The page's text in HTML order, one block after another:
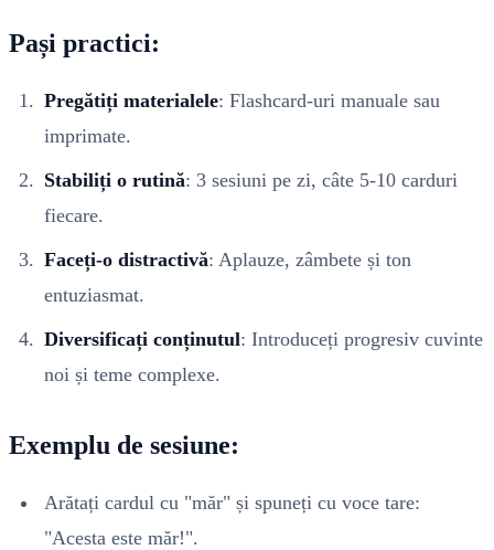
Pași practici:
Pregătiți materialele: Flashcard-uri manuale sau
imprimate.
Stabiliți o rutină: 3 sesiuni pe zi, câte 5-10 carduri
fiecare.
Faceți-o distractivă: Aplauze, zâmbete și ton
entuziasmat.
Diversificați conținutul: Introduceți progresiv cuvinte
noi și teme complexe.
Exemplu de sesiune:
Arătați cardul cu "măr" și spuneți cu voce tare:
"Acesta este măr!".